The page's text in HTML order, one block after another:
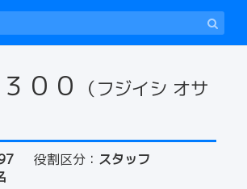
００
（フジイシ オサ
役割区分： スタッフ